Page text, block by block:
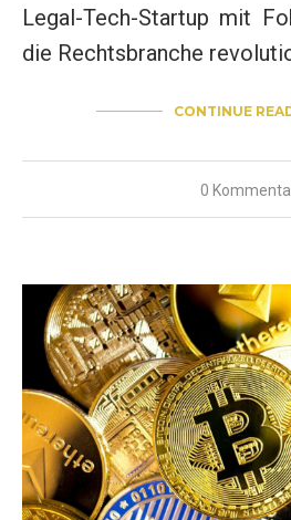
Legal-Tech-Startup mit
die Rechtsbranche
CONTINUE
0